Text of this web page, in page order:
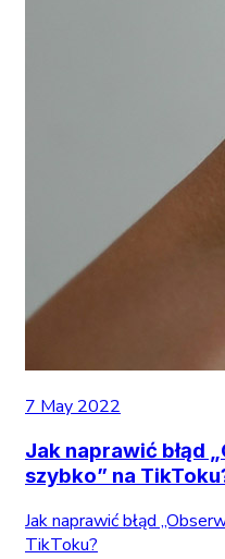
7 May 2022
Jak naprawić błąd
szybko” na
Jak naprawić błąd
TikToku?